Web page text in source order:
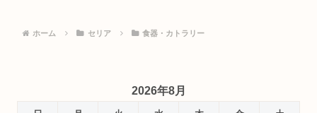
ホーム セリア 食器・カトラリー
2026年8月